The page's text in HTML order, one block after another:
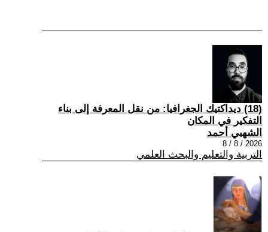
(18) ديداكتيك الجغرافيا: من نقل المعرفة إلى بناء
التفكير في المكان
الشهبي أحمد
2026 / 8 / 8
التربية والتعليم والبحث العلمي